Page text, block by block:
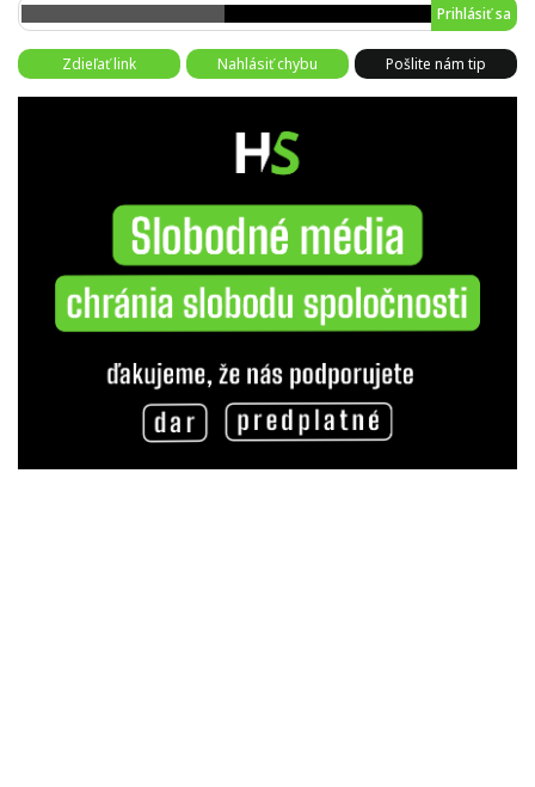
Prihlásiť sa
Zdieľať link Nahlásiť chybu Pošlite nám tip